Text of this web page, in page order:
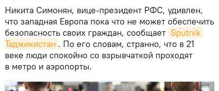
Никита Симонян, вице-президент РФС, удивлен,
что западная Европа пока что не может обеспечить
безопасность своих граждан, сообщает Sputnik
Таджикистан . По его словам, странно, что в 21
веке люди спокойно со взрывчаткой проходят
в метро и аэропорты.